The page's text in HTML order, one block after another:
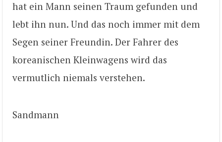
hat ein Mann seinen Traum gefunden und
lebt ihn nun. Und das noch immer mit dem
Segen seiner Freundin. Der Fahrer des
koreanischen Kleinwagens wird das
vermutlich niemals verstehen.
Sandmann